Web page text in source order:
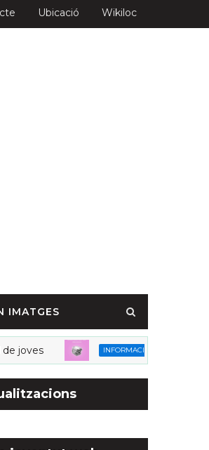
Ubicació Wikiloc
IMATGES
INFORMACIÓ Horaris juliol-